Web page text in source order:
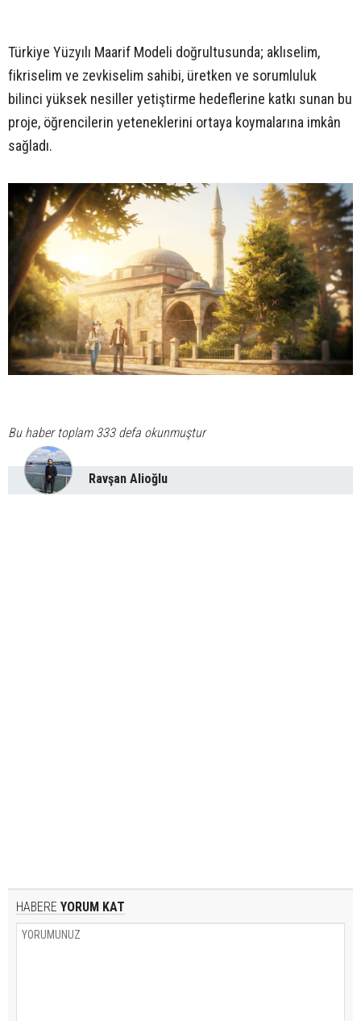
Türkiye Yüzyılı Maarif Modeli doğrultusunda; aklıselim,
fikriselim ve zevkiselim sahibi, üretken ve sorumluluk
bilinci yüksek nesiller yetiştirme hedeflerine katkı sunan bu
proje, öğrencilerin yeteneklerini ortaya koymalarına imkân
sağladı.
Bu haber toplam 333 defa okunmuştur
Ravşan Alioğlu
HABERE YORUM KAT